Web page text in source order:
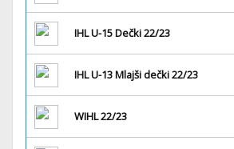
IHL U-15 Dečki 22/23
IHL U-13 Mlajši dečki 22/23
WIHL 22/23